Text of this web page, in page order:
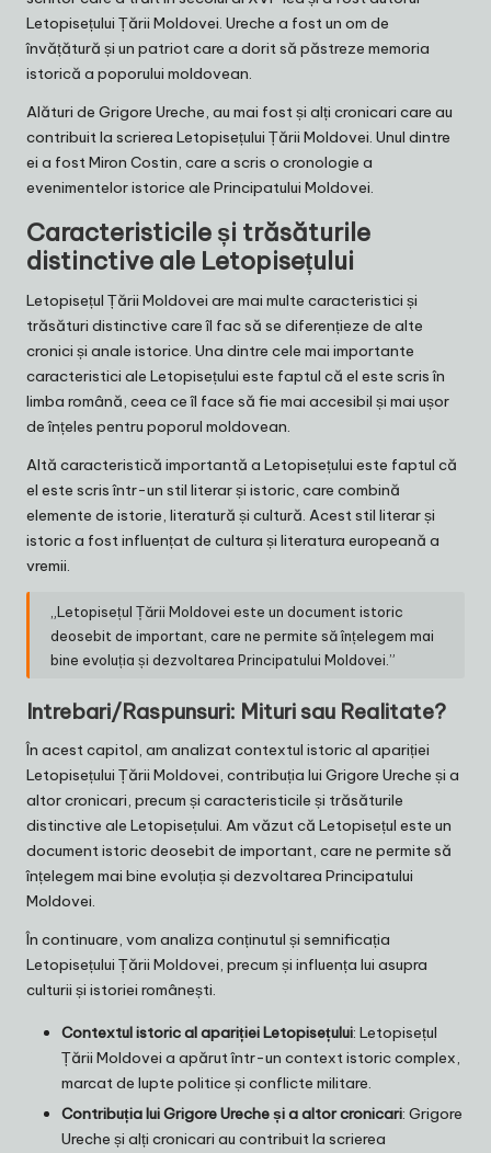
Letopisețului Țării Moldovei. Ureche a fost un om de
învățătură și un patriot care a dorit să păstreze memoria
istorică a poporului moldovean.
Alături de Grigore Ureche, au mai fost și alți cronicari care au
contribuit la scrierea Letopisețului Țării Moldovei. Unul dintre
ei a fost Miron Costin, care a scris o cronologie a
evenimentelor istorice ale Principatului Moldovei.
Caracteristicile și trăsăturile
distinctive ale Letopisețului
Letopisețul Țării Moldovei are mai multe caracteristici și
trăsături distinctive care îl fac să se diferențieze de alte
cronici și anale istorice. Una dintre cele mai importante
caracteristici ale Letopisețului este faptul că el este scris în
limba română, ceea ce îl face să fie mai accesibil și mai ușor
de înțeles pentru poporul moldovean.
Altă caracteristică importantă a Letopisețului este faptul că
el este scris într-un stil literar și istoric, care combină
elemente de istorie, literatură și cultură. Acest stil literar și
istoric a fost influențat de cultura și literatura europeană a
vremii.
„Letopisețul Țării Moldovei este un document istoric
deosebit de important, care ne permite să înțelegem mai
bine evoluția și dezvoltarea Principatului Moldovei.”
Intrebari/Raspunsuri: Mituri sau Realitate?
În acest capitol, am analizat contextul istoric al apariției
Letopisețului Țării Moldovei, contribuția lui Grigore Ureche și a
altor cronicari, precum și caracteristicile și trăsăturile
distinctive ale Letopisețului. Am văzut că Letopisețul este un
document istoric deosebit de important, care ne permite să
înțelegem mai bine evoluția și dezvoltarea Principatului
Moldovei.
În continuare, vom analiza conținutul și semnificația
Letopisețului Țării Moldovei, precum și influența lui asupra
culturii și istoriei românești.
Contextul istoric al apariției Letopisețului: Letopisețul
Țării Moldovei a apărut într-un context istoric complex,
marcat de lupte politice și conflicte militare.
Contribuția lui Grigore Ureche și a altor cronicari: Grigore
Ureche și alți cronicari au contribuit la scrierea